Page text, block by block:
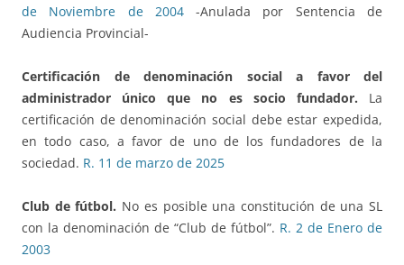
de Noviembre de 2004-Anulada por Sentencia de
Audiencia Provincial-
Certificación de denominación social a favor del
administrador único que no es socio fundador. La
certificación de denominación social debe estar expedida,
en todo caso, a favor de uno de los fundadores de la
sociedad. R. 11 de marzo de 2025
Club de fútbol. No es posible una constitución de una SL
con la denominación de “Club de fútbol”. R. 2 de Enero de
2003